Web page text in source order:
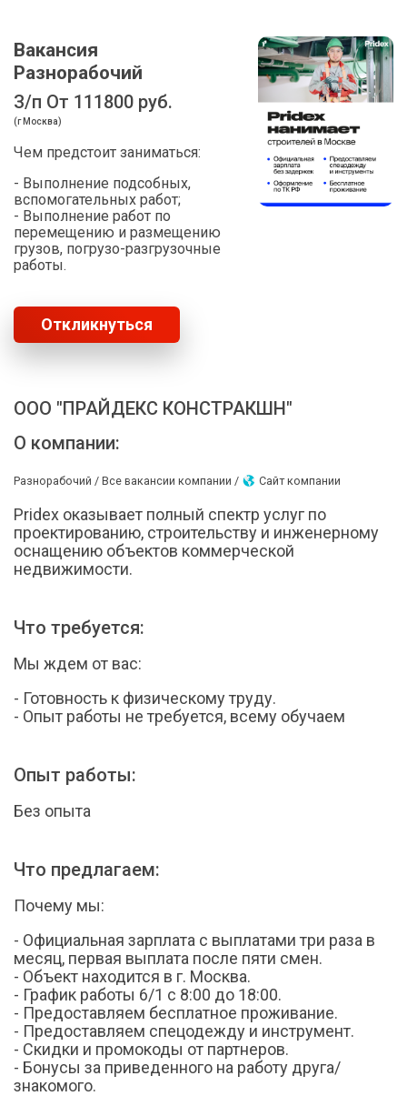
Вакансия
Разнорабочий
З/п От 111800 руб.
(г Москва)
Чем предстоит заниматься:
- Выполнение подсобных,
вспомогательных работ;
- Выполнение работ по
перемещению и размещению
грузов, погрузо-разгрузочные
работы.
Откликнуться
ООО "ПРАЙДЕКС КОНСТРАКШН"
О компании:
Разнорабочий / Все вакансии компании / Сайт компании
Pridex оказывает полный спектр услуг по
проектированию, строительству и инженерному
оснащению объектов коммерческой
недвижимости.
Что требуется:
Мы ждем от вас:
- Готовность к физическому труду.
- Опыт работы не требуется, всему обучаем
Опыт работы:
Без опыта
Что предлагаем:
Почему мы:
- Официальная зарплата с выплатами три раза в
месяц, первая выплата после пяти смен.
- Объект находится в г. Москва.
- График работы 6/1 с 8:00 до 18:00.
- Предоставляем бесплатное проживание.
- Предоставляем спецодежду и инструмент.
- Скидки и промокоды от партнеров.
- Бонусы за приведенного на работу друга/
знакомого.